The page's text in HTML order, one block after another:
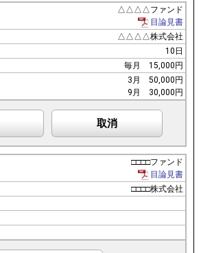
△△△△ファンド
目論見書
△△△△株式会社
10日
毎月
15,000円
3月
50,000円
9月
30,000円
取消
□□□□ファンド
目論見書
□□□□株式会社